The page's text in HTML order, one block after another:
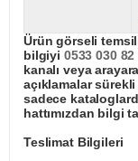
Ürün görseli
bilgiyi 0533 030 82
kanalı veya
açıklamalar
sadece
hattımızdan bilgi
Teslimat Bilgileri